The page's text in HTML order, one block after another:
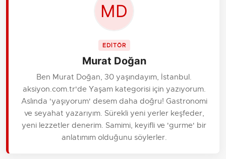
EDİTÖR
Murat Doğan
Ben Murat Doğan, 30 yaşındayım, İstanbul.
aksiyon.com.tr'de Yaşam kategorisi için yazıyorum.
Aslında 'yaşıyorum' desem daha doğru! Gastronomi
ve seyahat yazarıyım. Sürekli yeni yerler keşfeder,
yeni lezzetler denerim. Samimi, keyifli ve 'gurme' bir
anlatımım olduğunu söylerler.